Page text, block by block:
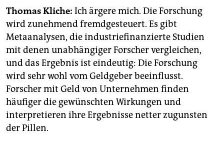
Thomas Kliche: Ich ärgere mich. Die Forschung
wird zunehmend fremdgesteuert. Es gibt
Metaanalysen, die industriefinanzierte Studien
mit denen unabhängiger Forscher vergleichen,
und das Ergebnis ist eindeutig: Die Forschung
wird sehr wohl vom Geldgeber beeinflusst.
Forscher mit Geld von Unternehmen finden
häufiger die gewünschten Wirkungen und
interpretieren ihre Ergebnisse netter zugunsten
der Pillen.